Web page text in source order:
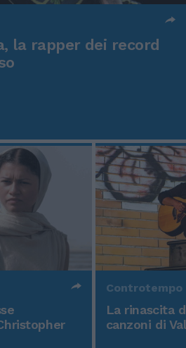
la rapper dei record
Controtempo
La rinascita
canzoni di